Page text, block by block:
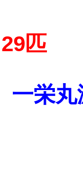
匹
栄丸